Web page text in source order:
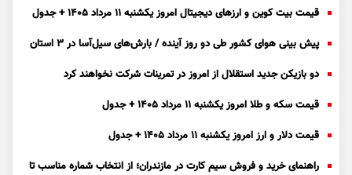
قیمت بیت کوین و ارز‌های دیجیتال امروز یکشنبه ۱۱ مرداد ۱۴۰۵ + جدول
پیش بینی هوای کشور طی دو روز آینده / بارش‌های سیل‌آسا در ۳ استان
دو بازیکن جدید استقلال از امروز در تمرینات شرکت نخواهند کرد
قیمت سکه و طلا امروز یکشنبه ۱۱ مرداد ۱۴۰۵ + جدول
قیمت دلار و ارز امروز یکشنبه ۱۱ مرداد ۱۴۰۵ + جدول
راهنمای خرید و فروش سیم کارت در مازندران؛ از انتخاب شماره مناسب تا